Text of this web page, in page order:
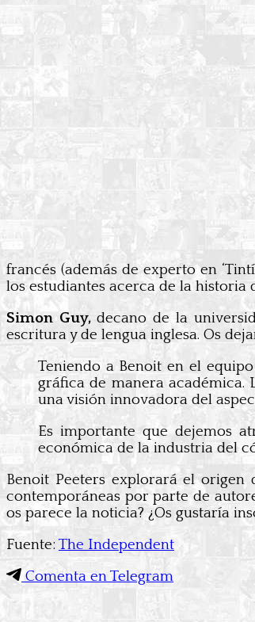
francés (además de experto en
los estudiantes acerca de la
Simon Guy,decano de la
escritura y de lengua inglesa. Os
Teniendo a Benoit en el
gráfica de manera
una visión innovadora del
Es importante que dejemos
económica de la industria del
Benoit Peeters explorará el
contemporáneas por parte de
os parece la noticia? ¿Os gustaría
Fuente: The Independent
Comenta en Telegram